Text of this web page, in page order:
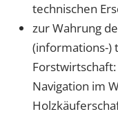
technischen
zur Wahrung
(informations-)
Navigation im